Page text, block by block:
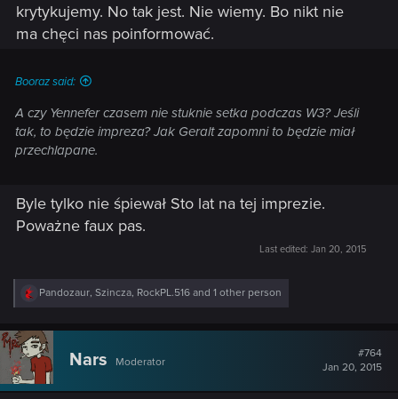
krytykujemy. No tak jest. Nie wiemy. Bo nikt nie
ma chęci nas poinformować.
Booraz said:
A czy Yennefer czasem nie stuknie setka podczas W3? Jeśli
tak, to będzie impreza? Jak Geralt zapomni to będzie miał
przechlapane.
Byle tylko nie śpiewał Sto lat na tej imprezie.
Poważne faux pas.
Last edited: Jan 20, 2015
R
e
c
t
i
n
Pandozaur, Szincza, RockPL.516 and 1 other person
Nars Moderator
#764
Jan 20, 2015